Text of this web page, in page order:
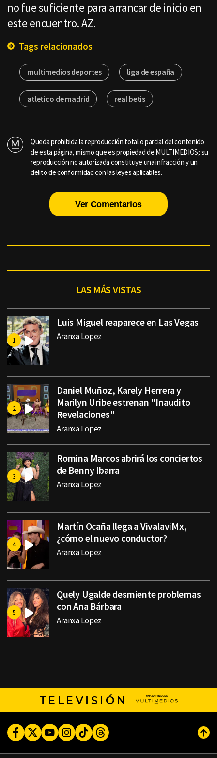
no fue suficiente para arrancar de inicio en
este encuentro. AZ.
Tags relacionados
multimedios deportes liga de españa
atletico de madrid real betis
Queda prohibida la reproducción total o parcial del contenido
de esta página, mismo que es propiedad de MULTIMEDIOS; su
reproducción no autorizada constituye una infracción y un
delito de conformidad con las leyes aplicables.
Ver Comentarios
LAS MÁS VISTAS
Luis Miguel reaparece en Las Vegas
Aranxa Lopez
Daniel Muñoz, Karely Herrera y
Marilyn Uribe estrenan "Inaudito
Revelaciones"
Aranxa Lopez
Romina Marcos abrirá los conciertos
de Benny Ibarra
Aranxa Lopez
Martín Ocaña llega a VivalaviMx,
¿cómo el nuevo conductor?
Aranxa Lopez
Quely Ugalde desmiente problemas
con Ana Bárbara
Aranxa Lopez
TELEVISIÓN
FacebookTwitterYoutubeInstagram
TikTokThreads